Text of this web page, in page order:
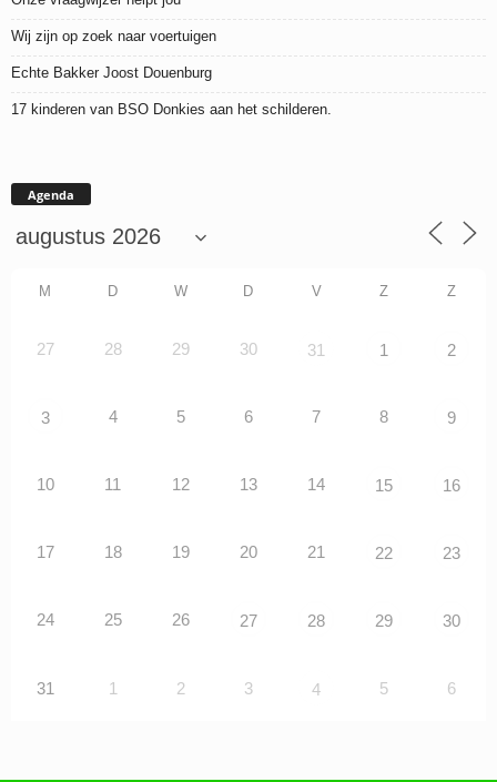
Wij zijn op zoek naar voertuigen
Echte Bakker Joost Douenburg
17 kinderen van BSO Donkies aan het schilderen.
Agenda
M D W D V Z Z
27 28 29 30 31 1 2
3 4 5 6 7 8 9
10 11 12 13 14 15 16
17 18 19 20 21 22 23
24 25 26 27 28 29 30
31 1 2 3 4 5 6